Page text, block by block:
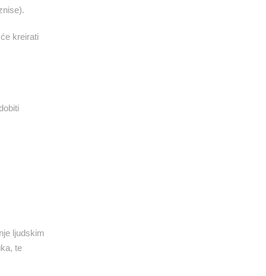
kreirati
ljudskim
te